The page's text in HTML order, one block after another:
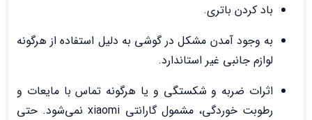
باد کردن باتری.
به وجود آمدن مشکل در گوشی به دلیل استفاده از هرگونه
لوازم جانبی غیر استاندارد.
اثرات ضربه و شکستگی و یا هرگونه تماس با مایعات و
رطوبت خوردگی، مشمول گارانتی xiaomi نمی‌شود. حتی